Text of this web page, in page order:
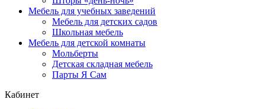
Мебель для учебных заведений
Мебель для детских садов
Школьная мебель
Мебель для детской комнаты
Мольберты
Детская складная мебель
Парты Я Сам
Кабинет